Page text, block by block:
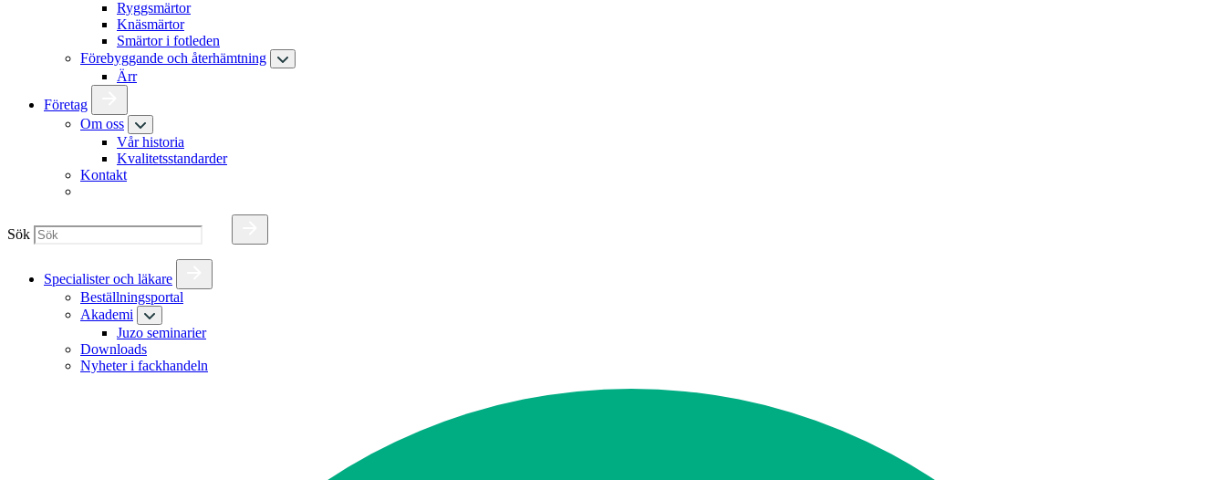
Ryggsmärtor
Knäsmärtor
Smärtor i fotleden
Förebyggande och återhämtning
Ärr
Företag
Om oss
Vår historia
Kvalitetsstandarder
Kontakt
Sök
Specialister och läkare
Beställningsportal
Akademi
Juzo seminarier
Downloads
Nyheter i fackhandeln